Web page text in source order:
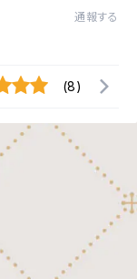
通報する
(8)